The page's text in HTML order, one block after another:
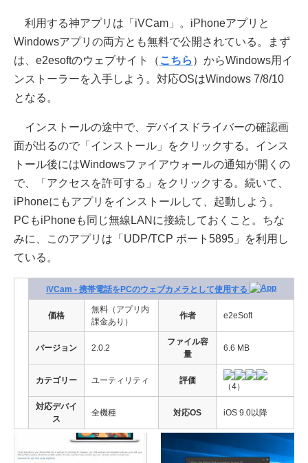
利用する神アプリは「iVCam」。iPhoneアプリと
Windowsアプリの両方とも無料で公開されている。まず
は、e2esoftのウェブサイト（ こちら ）からWindows用イ
ンストーラーを入手しよう。対応OSはWindows 7/8/10
となる。
インストールの途中で、デバイスドライバーの確認画
面が出るので「インストール」をクリックする。インス
トール後にはWindowsファイアウォールの通知が開くの
で、「アクセスを許可する」をクリックする。続いて、
iPhoneにもアプリをインストールして、起動しよう。
PCもiPhoneも同じ無線LANに接続しておくこと。ちな
みに、このアプリは「UDP/TCP ポート5895」を利用し
ている。
iVCam - 携帯電話をPCのウェブカメラとして使用する
価格
無料（アプリ内
課金あり）
作者 e2eSoft
バージョン 2.0.2
ファイル容
量
6.6 MB
カテゴリー ユーティリティ 評価
（4）
対応デバイ
ス
全機種 対応OS iOS 9.0以降